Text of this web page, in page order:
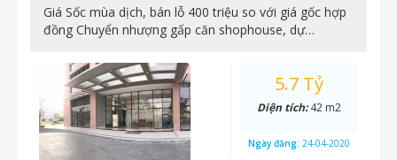
Giá Sốc mùa dịch, bán lỗ 400 triệu so với giá gốc hợp
đồng Chuyển nhượng gấp căn shophouse, dự…
5.7 Tỷ
Diện tích:42 m2
Ngày đăng: 24-04-2020